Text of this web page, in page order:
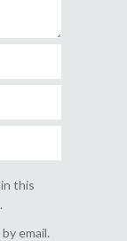
this
email.